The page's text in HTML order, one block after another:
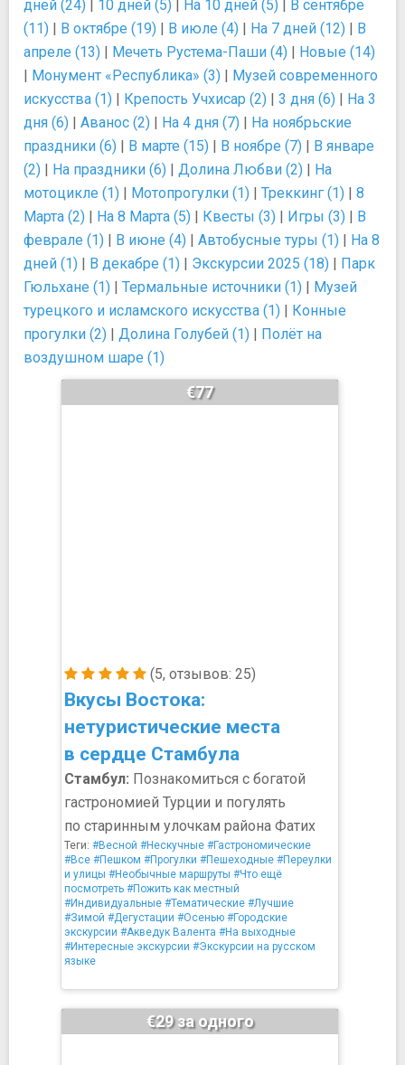
дней (24) | 10 дней (5) | На 10 дней (5) | В сентябре
(11) | В октябре (19) | В июле (4) | На 7 дней (12) | В
апреле (13) | Мечеть Рустема-Паши (4) | Новые (14)
| Монумент «Республика» (3) | Музей современного
искусства (1) | Крепость Учхисар (2) | 3 дня (6) | На 3
дня (6) | Аванос (2) | На 4 дня (7) | На ноябрьские
праздники (6) | В марте (15) | В ноябре (7) | В январе
(2) | На праздники (6) | Долина Любви (2) | На
мотоцикле (1) | Мотопрогулки (1) | Треккинг (1) | 8
Марта (2) | На 8 Марта (5) | Квесты (3) | Игры (3) | В
феврале (1) | В июне (4) | Автобусные туры (1) | На 8
дней (1) | В декабре (1) | Экскурсии 2025 (18) | Парк
Гюльхане (1) | Термальные источники (1) | Музей
турецкого и исламского искусства (1) | Конные
прогулки (2) | Долина Голубей (1) | Полёт на
воздушном шаре (1)
(5, отзывов: 25)
Вкусы Востока:
нетуристические места
в сердце Стамбула
€77
Стамбул: Познакомиться с богатой
гастрономией Турции и погулять
по старинным улочкам района Фатих
Теги: #Весной #Нескучные #Гастрономические
#Все #Пешком #Прогулки #Пешеходные #Переулки
и улицы #Необычные маршруты #Что ещё
посмотреть #Пожить как местный
#Индивидуальные #Тематические #Лучшие
#Зимой #Дегустации #Осенью #Городские
экскурсии #Акведук Валента #На выходные
#Интересные экскурсии #Экскурсии на русском
языке
€29 за одного